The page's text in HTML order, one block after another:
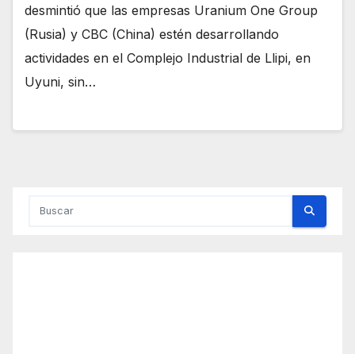
desmintió que las empresas Uranium One Group
(Rusia) y CBC (China) estén desarrollando
actividades en el Complejo Industrial de Llipi, en
Uyuni, sin…